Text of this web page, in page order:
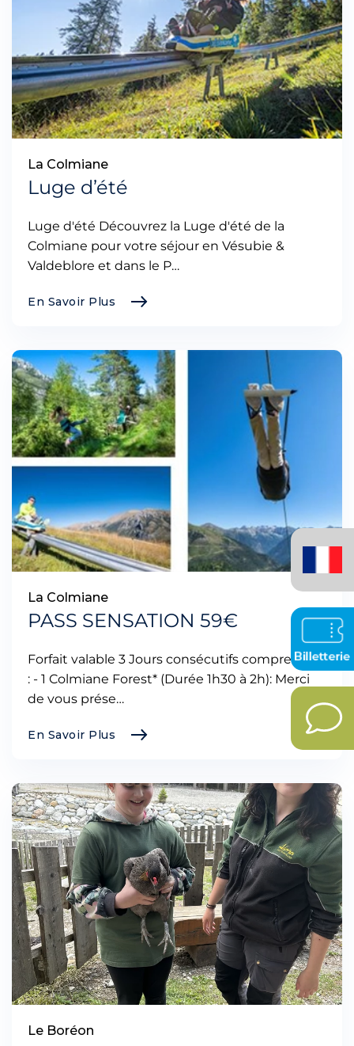
La Colmiane
Luge d’été
Luge d'été Découvrez la Luge d'été de la
Colmiane pour votre séjour en Vésubie &
Valdeblore et dans le P…
En Savoir Plus
La Colmiane
PASS SENSATION 59€
Forfait valable 3 Jours consécutifs comprenant
: - 1 Colmiane Forest* (Durée 1h30 à 2h): Merci
de vous prése…
En Savoir Plus
Le Boréon